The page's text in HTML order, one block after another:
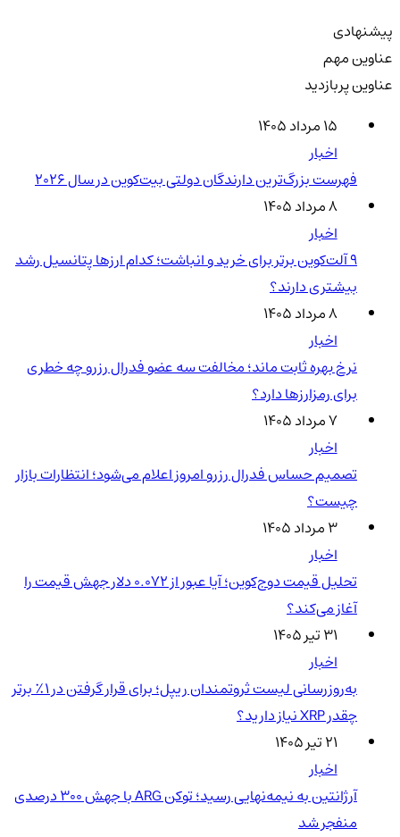
پیشنهادی
عناوین مهم
عناوین پربازدید
۱۵ مرداد ۱۴۰۵
اخبار
فهرست بزرگ‌ترین دارندگان دولتی بیت‌کوین در سال 2026
۸ مرداد ۱۴۰۵
اخبار
۹ آلت‌کوین برتر برای خرید و انباشت؛ کدام ارزها پتانسیل رشد
بیشتری دارند؟
۸ مرداد ۱۴۰۵
اخبار
نرخ بهره ثابت ماند؛ مخالفت سه عضو فدرال رزرو چه خطری
برای رمزارزها دارد؟
۷ مرداد ۱۴۰۵
اخبار
تصمیم حساس فدرال رزرو امروز اعلام می‌شود؛ انتظارات بازار
چیست؟
۳ مرداد ۱۴۰۵
اخبار
تحلیل قیمت دوج‌کوین؛ آیا عبور از ۰.۰۷۲ دلار جهش قیمت را
آغاز می‌کند؟
۳۱ تیر ۱۴۰۵
اخبار
به‌روزرسانی لیست ثروتمندان ریپل؛ برای قرار گرفتن در ۱٪ برتر
چقدر XRP نیاز دارید؟
۲۱ تیر ۱۴۰۵
اخبار
آرژانتین به نیمه‌نهایی رسید؛ توکن ARG با جهش ۳۰۰ درصدی
منفجر شد